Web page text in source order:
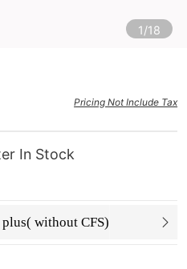
1/18
Pricing Not Include Tax
In Stock
without CFS)